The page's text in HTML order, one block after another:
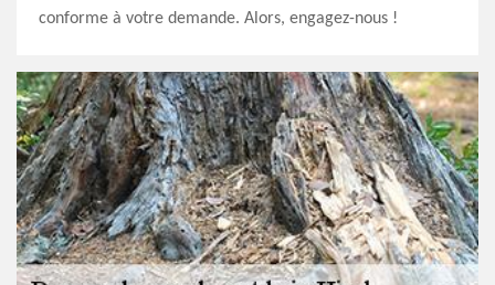
conforme à votre demande. Alors, engagez-nous !